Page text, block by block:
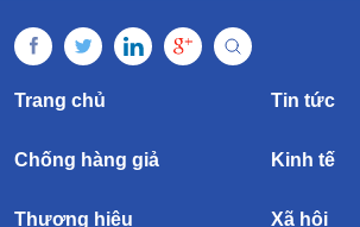
Trang chủ Tin tức
Chống hàng giả Kinh tế
Thương hiệu Xã hội